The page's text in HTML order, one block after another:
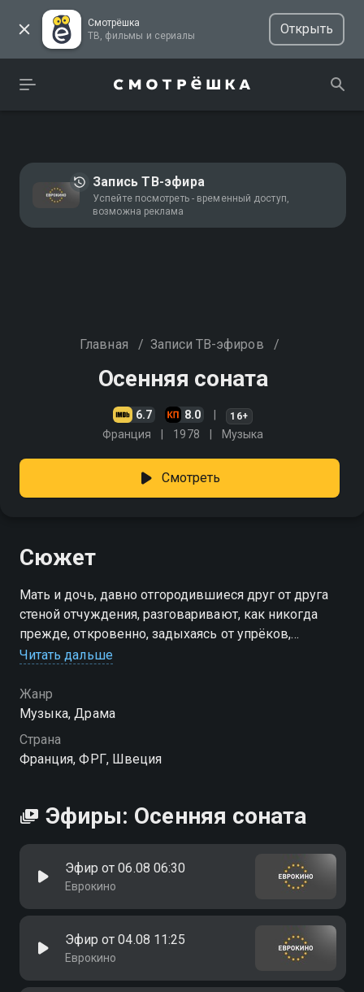
Смотрёшка
ТВ, фильмы и сериалы
Открыть
Запись ТВ-эфира
Успейте посмотреть - временный доступ,
возможна реклама
Главная / Записи ТВ-эфиров /
Осенняя соната
6.7 8.0 16+
Франция 1978 Музыка
Смотреть
Сюжет
Мать и дочь, давно отгородившиеся друг от друга
стеной отчуждения, разговаривают, как никогда
прежде, откровенно, задыхаясь от упрёков,
захлёбываясь болью и обидой, которые копились
Читать дальше
Жанр
Музыка, Драма
Страна
Франция, ФРГ, Швеция
Эфиры: Осенняя соната
Эфир от 06.08 06:30
Еврокино
Эфир от 04.08 11:25
Еврокино